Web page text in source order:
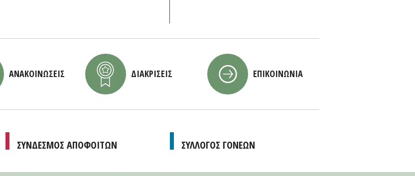
ΑΝΑΚΟΙΝΩΣΕΙΣ ΔΙΑΚΡΙΣΕΙΣ ΕΠΙΚΟΙΝΩΝΙΑ
ΣΥΝΔΕΣΜΟΣ ΑΠΟΦΟΙΤΩΝ ΣΥΛΛΟΓΟΣ ΓΟΝΕΩΝ